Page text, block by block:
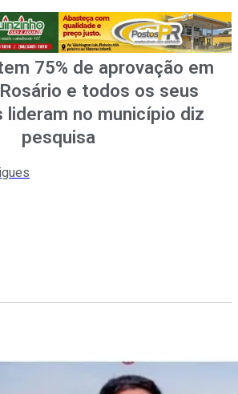
75% de aprovação em
e todos os seus
lideram no município diz
pesquisa